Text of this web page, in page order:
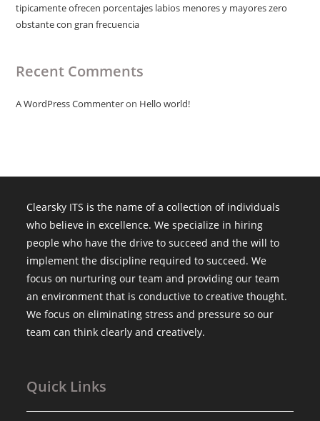
tipicamente ofrecen porcentajes labios menores y mayores zero
obstante con gran frecuencia
Recent Comments
A WordPress Commenteron Hello world!
Clearsky ITS is the name of a collection of individuals
who believe in excellence. We specialize in hiring
people who have the drive to succeed and the will to
implement the discipline required to succeed. We
focus on nurturing our team and providing our team
an environment that is conductive to creative thought.
We focus on eliminating stress and pressure so our
team can think clearly and creatively.
Quick Links